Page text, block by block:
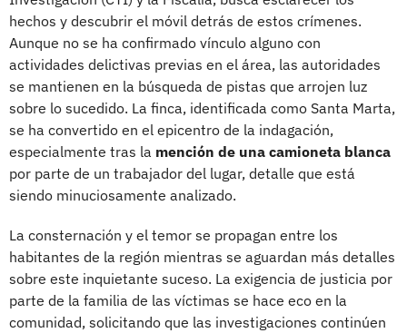
hechos y descubrir el móvil detrás de estos crímenes.
Aunque no se ha confirmado vínculo alguno con
actividades delictivas previas en el área, las autoridades
se mantienen en la búsqueda de pistas que arrojen luz
sobre lo sucedido. La finca, identificada como Santa Marta,
se ha convertido en el epicentro de la indagación,
especialmente tras la mención de una camioneta blanca
por parte de un trabajador del lugar, detalle que está
siendo minuciosamente analizado.
La consternación y el temor se propagan entre los
habitantes de la región mientras se aguardan más detalles
sobre este inquietante suceso. La exigencia de justicia por
parte de la familia de las víctimas se hace eco en la
comunidad, solicitando que las investigaciones continúen